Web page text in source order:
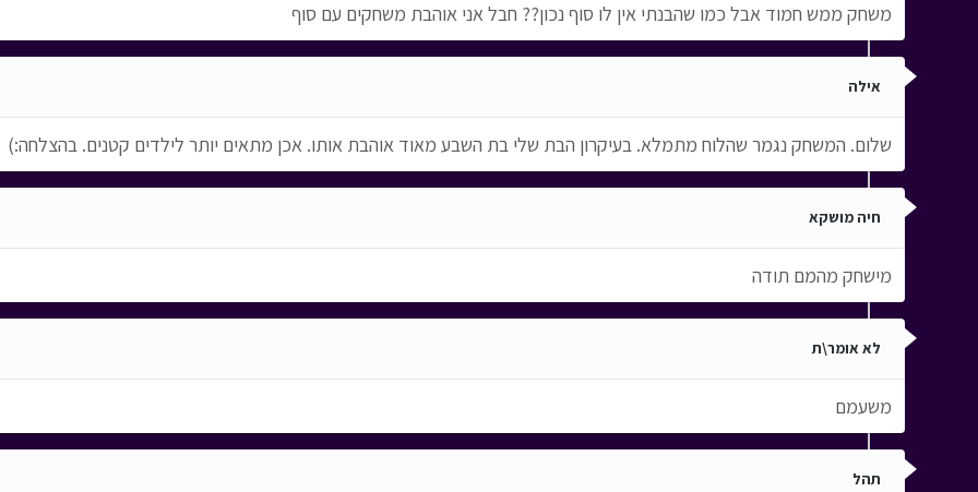
משחק ממש חמוד אבל כמו שהבנתי אין לו סוף נכון?? חבל אני אוהבת משחקים עם סוף
אילה
שלום. המשחק נגמר שהלוח מתמלא. בעיקרון הבת שלי בת השבע מאוד אוהבת אותו. אכן מתאים יותר לילדים קטנים. בהצלחה:)
חיה מושקא
מישחק מהמם תודה
לא אומר\ת
משעמם
תהל